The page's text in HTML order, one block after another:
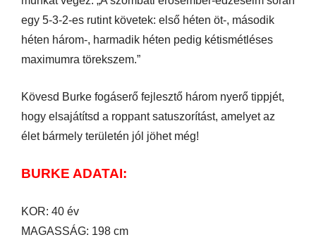
egy 5-3-2-es rutint követek: első héten öt-, második
héten három-, harmadik héten pedig kétismétléses
maximumra törekszem.”
Kövesd Burke fogáserő fejlesztő három nyerő tippjét,
hogy elsajátítsd a roppant satuszorítást, amelyet az
élet bármely területén jól jöhet még!
BURKE ADATAI:
KOR: 40 év
MAGASSÁG: 198 cm